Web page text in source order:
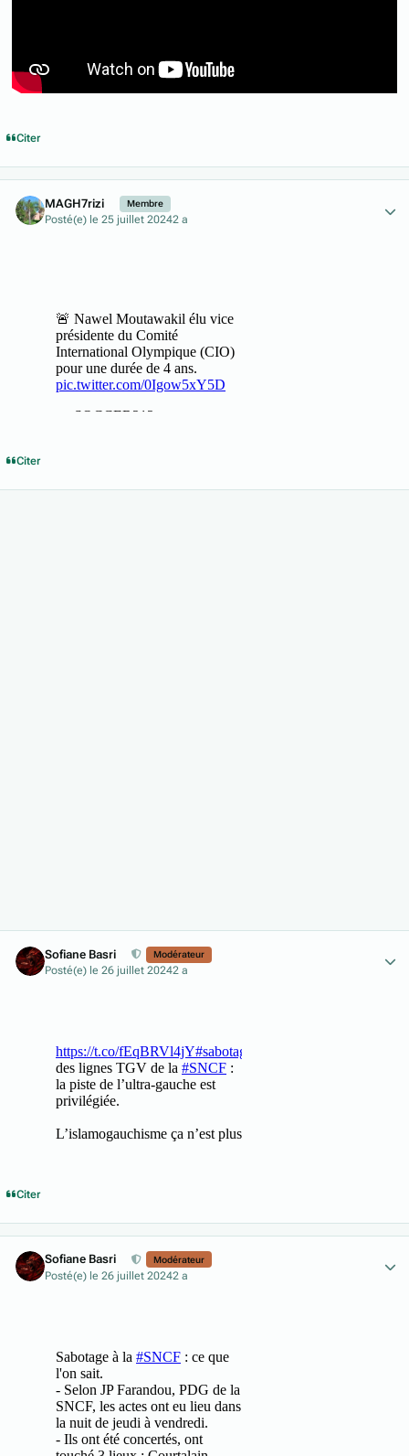
Citer
MAGH7rizi Membre
Posté(e) le 25 juillet 20242 a
Citer
Sofiane Basri Modérateur
Posté(e) le 26 juillet 20242 a
Citer
Sofiane Basri Modérateur
Posté(e) le 26 juillet 20242 a